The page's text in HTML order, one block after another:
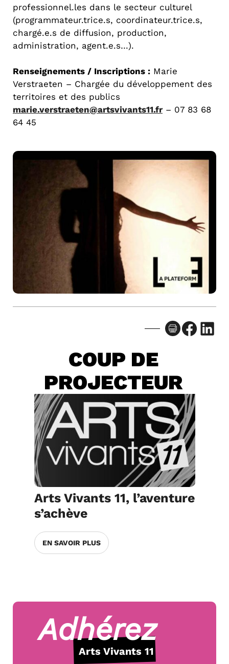
professionnel.les dans le secteur culturel
(programmateur.trice.s, coordinateur.trice.s,
chargé.e.s de diffusion, production,
administration, agent.e.s…).
Renseignements / Inscriptions : Marie
Verstraeten – Chargée du développement des
territoires et des publics
marie.verstraeten@artsvivants11.fr – 07 83 68
64 45
Facebook LinkedIn
COUP DE
PROJECTEUR
Arts Vivants 11, l’aventure
s’achève
EN SAVOIR PLUS
Adhérez
Arts Vivants 11